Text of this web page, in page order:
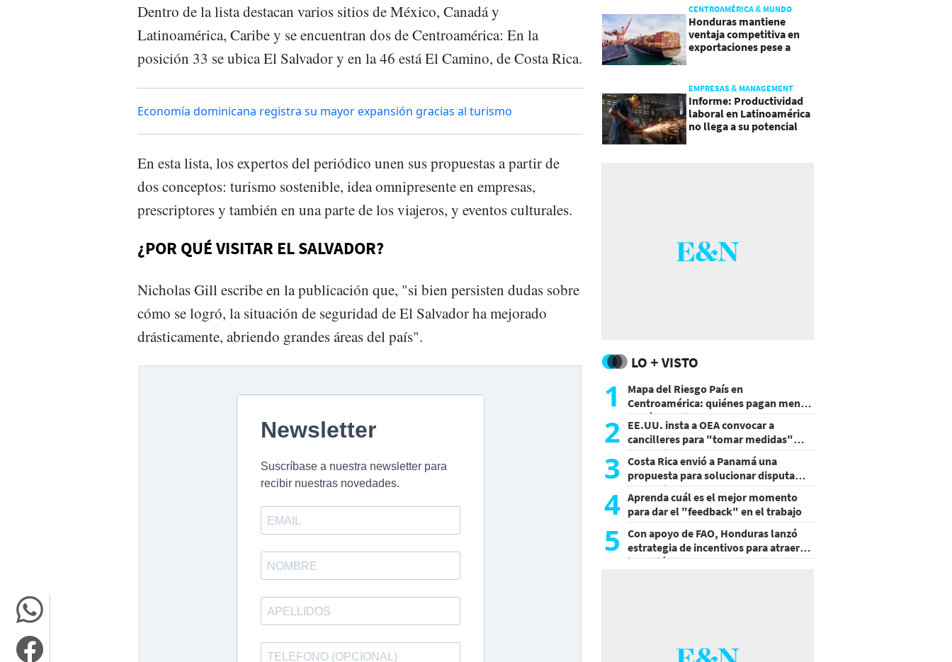
Dentro de la lista destacan varios sitios de México, Canadá y
Latinoamérica, Caribe y se encuentran dos de Centroamérica: En la
posición 33 se ubica El Salvador y en la 46 está El Camino, de Costa Rica.
Economía dominicana registra su mayor expansión gracias al turismo
En esta lista, los expertos del periódico unen sus propuestas a partir de
dos conceptos: turismo sostenible, idea omnipresente en empresas,
prescriptores y también en una parte de los viajeros, y eventos culturales.
¿POR QUÉ VISITAR EL SALVADOR?
Nicholas Gill escribe en la publicación que, "si bien persisten dudas sobre
cómo se logró, la situación de seguridad de El Salvador ha mejorado
drásticamente, abriendo grandes áreas del país".
CENTROAMÉRICA & MUNDO
Honduras mantiene
ventaja competitiva en
exportaciones pese a
EMPRESAS & MANAGEMENT
Informe: Productividad
laboral en Latinoamérica
no llega a su potencial
LO + VISTO
1
Mapa del Riesgo País en
Centroamérica: quiénes pagan menos
y cuáles mejoraron
2 EE.UU. insta a OEA convocar a
cancilleres para "tomar medidas"
sobre Nicaragua
3 Costa Rica envió a Panamá una
propuesta para solucionar disputa
comercial
4 Aprenda cuál es el mejor momento
para dar el "feedback" en el trabajo
5
Con apoyo de FAO, Honduras lanzó
estrategia de incentivos para atraer
inversión al agro